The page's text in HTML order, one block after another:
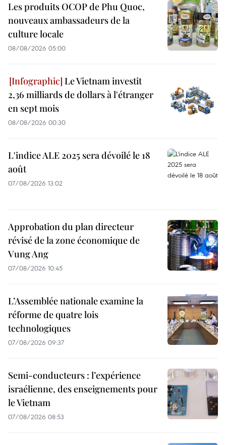
Les produits OCOP de Phu Quoc,
nouveaux ambassadeurs de la
culture locale
08/08/2026 05:00
Le Vietnam investit
2,36 milliards de dollars à l'étranger
en sept mois
08/08/2026 00:30
L'indice ALE 2025 sera dévoilé le 18
août
07/08/2026 13:02
Approbation du plan directeur
révisé de la zone économique de
Vung Ang
07/08/2026 10:45
L’Assemblée nationale examine la
réforme de quatre lois
technologiques
07/08/2026 09:37
Semi-conducteurs : l’expérience
israélienne, des enseignements pour
le Vietnam
07/08/2026 08:53